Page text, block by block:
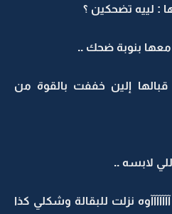
: لييه تضحكين ؟
بنوبة ضحك ..
إلين خففت بالقوة من
لابسه ..
نزلت للبقالة وشكلي كذا